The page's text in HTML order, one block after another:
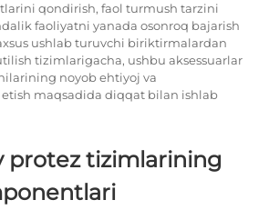
qondirish, faol turmush tarzini
faoliyatni yanada osonroq bajarish
ushlab turuvchi biriktirmalardan
tizimlarigacha, ushbu aksessuarlar
noyob ehtiyoj va
maqsadida diqqat bilan ishlab
protez tizimlarining